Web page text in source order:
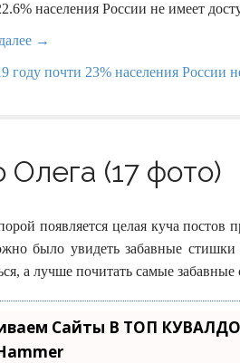
населения России не имеет
→
Олега (17 фото)
появляется целая куча постов
было увидеть забавные
а лучше почитать самые забавные
Сайты В ТОП